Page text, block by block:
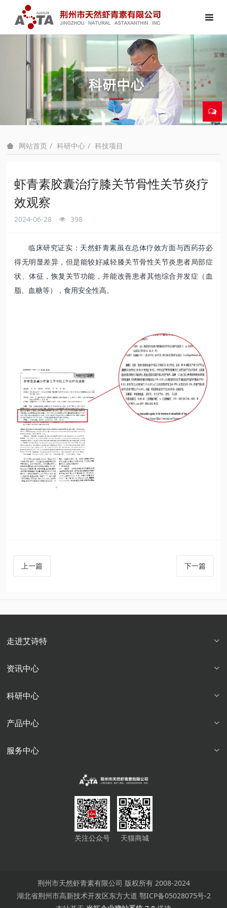
网站首页 科研中心 科技项目
虾青素胶囊治疗膝关节骨性关节炎疗
效观察
2024-06-28 398
临床研究证实：天然虾青素虽在总体疗效方面与西药芬必
得无明显差异，但是能较好减轻膝关节骨性关节炎患者局部症
状、体征，恢复关节功能，并能改善患者其他综合并发症（血
脂、血糖等），食用安全性高。
上一篇 下一篇
走进艾诗特
资讯中心
科研中心
产品中心
服务中心
关注公众号 天猫商城
荆州市天然虾青素有限公司 版权所有 2008-2024
湖北省荆州市高新技术开发区东方大道 鄂ICP备05028075号-2